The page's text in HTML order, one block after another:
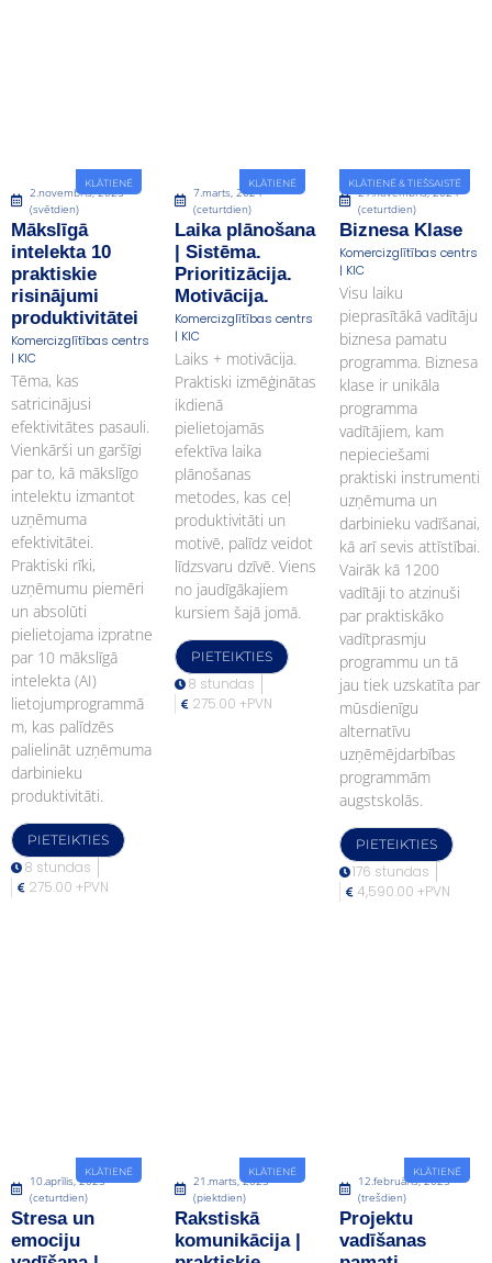
KLĀTIENĒ
2.novembris, 2025
(svētdien)
Mākslīgā
intelekta 10
praktiskie
risinājumi
produktivitātei
Komercizglītības centrs
| KIC
Tēma, kas
satricinājusi
efektivitātes pasauli.
Vienkārši un garšīgi
par to, kā mākslīgo
intelektu izmantot
uzņēmuma
efektivitātei.
Praktiski rīki,
uzņēmumu piemēri
un absolūti
pielietojama izpratne
par 10 mākslīgā
intelekta (AI)
lietojumprogrammā
m, kas palīdzēs
palielināt uzņēmuma
darbinieku
produktivitāti.
PIETEIKTIES
8 stundas
275.00 +PVN
KLĀTIENĒ
7.marts, 2024
(ceturtdien)
Laika plānošana
| Sistēma.
Prioritizācija.
Motivācija.
Komercizglītības centrs
| KIC
Laiks + motivācija.
Praktiski izmēģinātas
ikdienā
pielietojamās
efektīva laika
plānošanas
metodes, kas ceļ
produktivitāti un
motivē, palīdz veidot
līdzsvaru dzīvē. Viens
no jaudīgākajiem
kursiem šajā jomā.
PIETEIKTIES
8 stundas
275.00 +PVN
KLĀTIENĒ & TIEŠSAISTĒ
21.novembris, 2024
(ceturtdien)
Biznesa Klase
Komercizglītības centrs
| KIC
Visu laiku
pieprasītākā vadītāju
biznesa pamatu
programma. Biznesa
klase ir unikāla
programma
vadītājiem, kam
nepieciešami
praktiski instrumenti
uzņēmuma un
darbinieku vadīšanai,
kā arī sevis attīstībai.
Vairāk kā 1200
vadītāji to atzinuši
par praktiskāko
vadītprasmju
programmu un tā
jau tiek uzskatīta par
mūsdienīgu
alternatīvu
uzņēmējdarbības
programmām
augstskolās.
PIETEIKTIES
176 stundas
4,590.00 +PVN
KLĀTIENĒ
10.aprīlis, 2025
(ceturtdien)
Stresa un
emociju
KLĀTIENĒ
21.marts, 2025
(piektdien)
Rakstiskā
komunikācija |
KLĀTIENĒ
12.februāris, 2025
(trešdien)
Projektu
vadīšanas